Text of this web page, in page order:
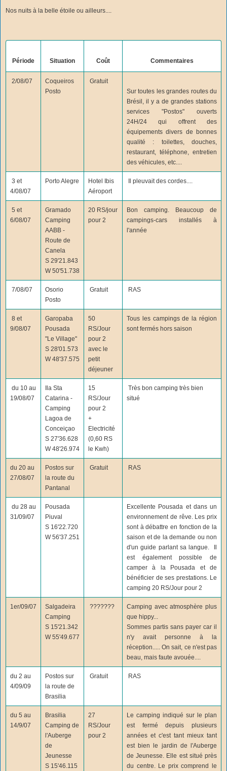
Nos nuits à la belle étoile ou ailleurs....
Période Situation Coût Commentaires
2/08/07
Coqueiros
Posto
Gratuit
Sur toutes les grandes routes du
Brésil, il y a de grandes stations
services "Postos" ouverts
24H/24 qui offrent des
équipements divers de bonnes
qualité : toilettes, douches,
restaurant, téléphone, entretien
des véhicules, etc....
3 et
4/08/07
Porto Alegre
Hotel Ibis
Aéroport
Il pleuvait des cordes....
5 et
6/08/07
Gramado
Camping
AABB -
Route de
Canela
S 29'21.843
W 50'51.738
20 RS/jour
pour 2
Bon camping. Beaucoup de
campings-cars installés à
l'année
7/08/07
Osorio
Posto
Gratuit RAS
8 et
9/08/07
Garopaba
Pousada
"Le Village"
S 28'01.573
W 48'37.575
50
RS/Jour
pour 2
avec le
petit
déjeuner
Tous les campings de la région
sont fermés hors saison
du 10 au
19/08/07
Ila Sta
Catarina -
Camping
Lagoa de
Conceiçao
S 27'36.628
W 48'26.974
15
RS/Jour
pour 2
+
Electricité
(0,60 RS
le Kwh)
Très bon camping très bien
situé
du 20 au
27/08/07
Postos sur
la route du
Pantanal
Gratuit RAS
du 28 au
31/09/07
Pousada
Piuval
S 16'22.720
W 56'37.251
Excellente Pousada et dans un
environnement de rêve. Les prix
sont à débattre en fonction de la
saison et de la demande ou non
d'un guide parlant sa langue. Il
est également possible de
camper à la Pousada et de
bénéficier de ses prestations. Le
camping 20 RS/Jour pour 2
1er/09/07
Salgadeira
Camping
S 15'21.342
W 55'49.677
???????
Camping avec atmosphère plus
que hippy...
Sommes partis sans payer car il
n'y avait personne à la
réception..... On sait, ce n'est pas
beau, mais faute avouée....
du 2 au
4/09/09
Postos sur
la route de
Brasilia
Gratuit RAS
du 5 au
14/9/07
Brasilia
Camping de
l'Auberge
de
Jeunesse
S 15'46.115
27
RS/Jour
pour 2
Le camping indiqué sur le plan
est fermé depuis plusieurs
années et c'est tant mieux tant
est bien le jardin de l'Auberge
de Jeunesse. Elle est situé près
du centre. Le prix comprend le